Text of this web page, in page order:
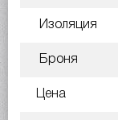
Изоляция
Броня
Цена